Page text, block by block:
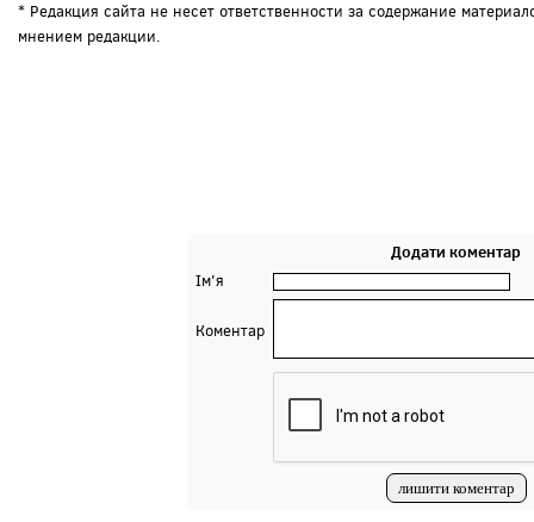
* Редакция сайта не несет ответственности за содержание
мнением редакции.
Додати коментар
Ім'я
Коментар